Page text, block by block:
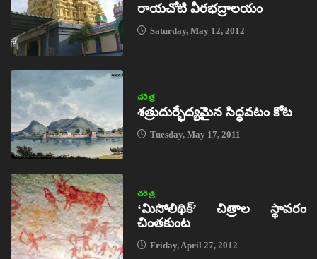
రాయచోటి వీరభద్రాలయం
Saturday, May 12, 2012
చరిత్ర
శత్రుదుర్భేద్యమైన సిద్ధవటం కోట
Tuesday, May 17, 2011
చరిత్ర
‘మిసోలిథిక్‌’ చిత్రాల స్థావరం
చింతకుంట
Friday, April 27, 2012